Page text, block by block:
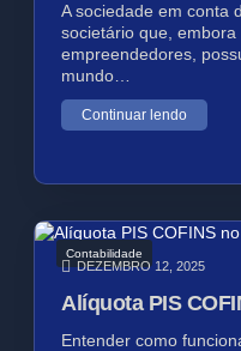
A sociedade em conta
societário que,
empreendedores,
mundo…
Continuar lendo
Contabilidade
DEZEMBRO 12, 2025
Alíquota PIS
Entender como